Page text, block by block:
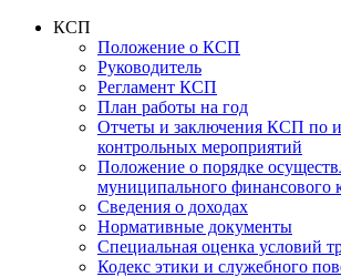
КСП
Положение о КСП
Руководитель
Регламент КСП
План работы на год
Отчеты и заключения КСП по
контрольных мероприятий
Положение о порядке
муниципального финансового
Сведения о доходах
Нормативные документы
Специальная оценка условий
Кодекс этики и служебного